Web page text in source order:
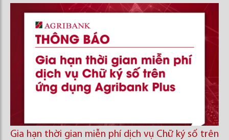
Gia hạn thời gian miễn phí dịch vụ Chữ ký số trên